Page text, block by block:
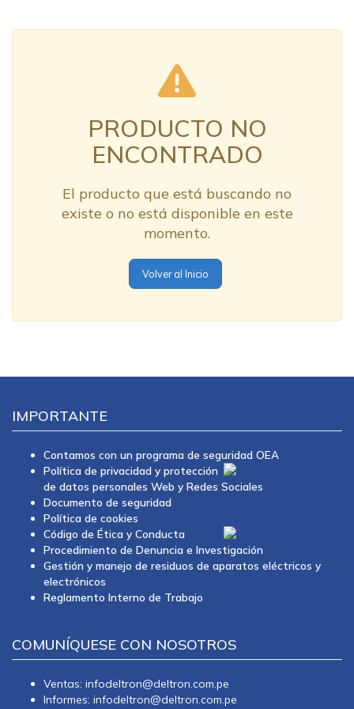
PRODUCTO NO
ENCONTRADO
El producto que está buscando no
existe o no está disponible en este
momento.
Volver al Inicio
IMPORTANTE
Contamos con un programa de seguridad OEA
Política de privacidad y protección
de datos personales Web y Redes Sociales
Documento de seguridad
Política de cookies
Código de Ética y Conducta
Procedimiento de Denuncia e Investigación
Gestión y manejo de residuos de aparatos eléctricos y
electrónicos
Reglamento Interno de Trabajo
COMUNÍQUESE CON NOSOTROS
Ventas: infodeltron@deltron.com.pe
Informes: infodeltron@deltron.com.pe